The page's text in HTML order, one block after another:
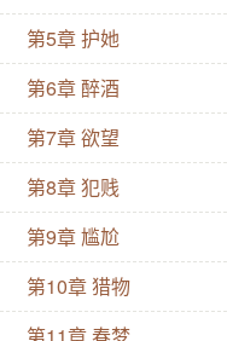
的是,小助理竟然可以
资源,她也在娱乐圈步
什么时候开始喜欢他
光瞥见观众席第四排
能看到他正勾唇冷笑
条：我好喜欢你。不
是星城国际总裁徐宁
褒贬不一纸醉金迷,终
第5章 护她
第6章 醉酒
第7章 欲望
第8章 犯贱
第9章 尴尬
第10章 猎物
第11章 春梦